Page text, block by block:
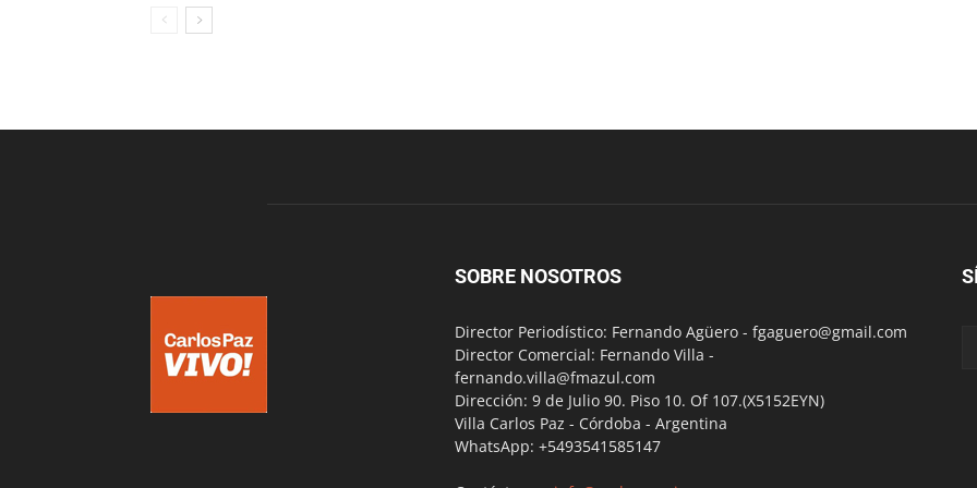
SOBRE NOSOTROS
Director Periodístico: Fernando Agüero - fgaguero@gmail.com
Director Comercial: Fernando Villa -
fernando.villa@fmazul.com
Dirección: 9 de Julio 90. Piso 10. Of 107.(X5152EYN)
Villa Carlos Paz - Córdoba - Argentina
WhatsApp: +5493541585147